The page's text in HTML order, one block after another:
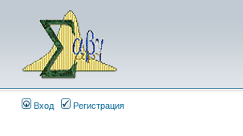
Вход Регистрация